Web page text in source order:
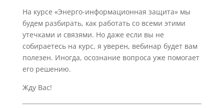
На курсе «Энерго-информационная защита» мы
будем разбирать, как работать со всеми этими
утечками и связями. Но даже если вы не
собираетесь на курс, я уверен, вебинар будет вам
полезен. Иногда, осознание вопроса уже помогает
его решению.
Жду Вас!